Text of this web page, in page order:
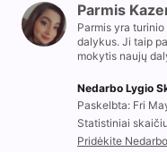
Parmis
Parmis yra
dalykus. Ji taip
mokytis naujų
Nedarbo Lygio
Paskelbta: Fri
Statistiniai
Pridėkite